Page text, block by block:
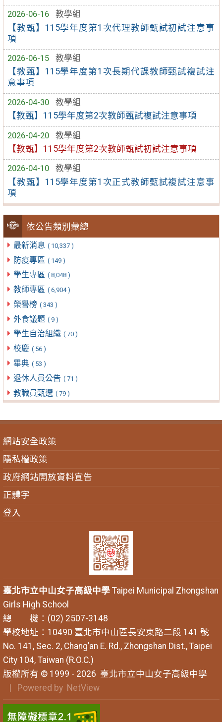
2026-06-16
教學組
【教甄】115學年度第1次代理教師甄試初試注意事
項
2026-06-15
教學組
【教甄】115學年度第1次長期代課教師甄試複試注
意事項
2026-04-30
教學組
【教甄】115學年度第2次教師甄試複試注意事項
2026-04-20
教學組
【教甄】115學年度第2次教師甄試初試注意事項
2026-04-10
教學組
【教甄】115學年度第1次正式教師甄試複試注意事
項
依公告類別彙總
最新消息 ( 10,337 )
防疫專區 ( 149 )
學生專區 ( 8,048 )
教師專區 ( 6,904 )
榮譽榜 ( 343 )
外食議題 ( 9 )
學生自治組織 ( 70 )
校慶 ( 56 )
畢典 ( 53 )
退休人員公告 ( 71 )
教職員甄選 ( 79 )
網站安全政策
隱私權政策
政府網站開放資料宣告
正體字
登入
臺北市立中山女子高級中學Taipei Municipal Zhongshan
Girls High School
總 機：(02) 2507-3148
學校地址：10490 臺北市中山區長安東路二段 141 號
No. 141, Sec. 2, Chang’an E. Rd., Zhongshan Dist., Taipei
City 104, Taiwan (R.O.C.)
版權所有 © 1999 - 2026 臺北市立中山女子高級中學
| Powered by NetView